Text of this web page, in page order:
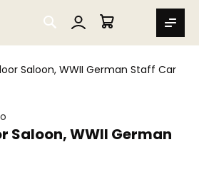
SEARCH
MIN VARUKORG
Saloon, WWII German Staff Car
Saloon, WWII German